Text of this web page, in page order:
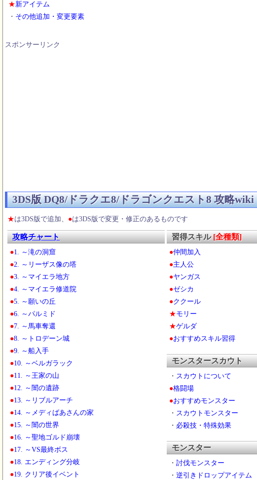
2015/09/19
★新アイテム
・ その他追加・変更要素
スポンサーリンク
3DS版 DQ8/ドラクエ8/ドラゴンクエスト8 攻略wiki
★は3DS版で追加、 ●は3DS版で変更・修正のあるものです
攻略チャート
●1. ～滝の洞窟
●2. ～リーザス像の塔
●3. ～マイエラ地方
●4. ～マイエラ修道院
●5. ～願いの丘
●6. ～パルミド
●7. ～馬車奪還
●8. ～トロデーン城
●9. ～船入手
●10. ～ベルガラック
●11. ～王家の山
●12. ～闇の遺跡
●13. ～リブルアーチ
●14. ～メディばあさんの家
●15. ～闇の世界
●16. ～聖地ゴルド崩壊
●17. ～VS最終ボス
●18. エンディング分岐
●19. クリア後イベント
習得スキル[全種類]
●仲間加入
●主人公
●ヤンガス
●ゼシカ
●ククール
★モリー
★ゲルダ
●おすすめスキル習得
モンスタースカウト
・ スカウトについて
●格闘場
●おすすめモンスター
・ スカウトモンスター
・ 必殺技・特殊効果
モンスター
・討伐モンスター
・逆引きドロップアイテム